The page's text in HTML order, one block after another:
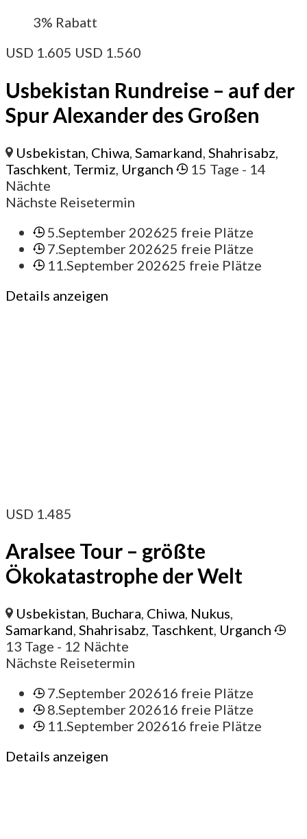
3% Rabatt
USD 1.605 USD 1.560
Usbekistan Rundreise – auf der
Spur Alexander des Großen
Usbekistan Chiwa ,Samarkand ,Shahrisabz
Taschkent Termiz Urganch 15 Tage - 14
Nächte
Nächste Reisetermin
5.September 202625 freie Plätze
7.September 202625 freie Plätze
11.September 202625 freie Plätze
Details anzeigen
USD 1.485
Aralsee Tour – größte
Ökokatastrophe der Welt
Usbekistan, Buchara, Chiwa, Nukus,
Samarkand, Shahrisabz, Taschkent, Urganch
13 Tage - 12 Nächte
Nächste Reisetermin
7.September 202616 freie Plätze
8.September 202616 freie Plätze
11.September 202616 freie Plätze
Details anzeigen